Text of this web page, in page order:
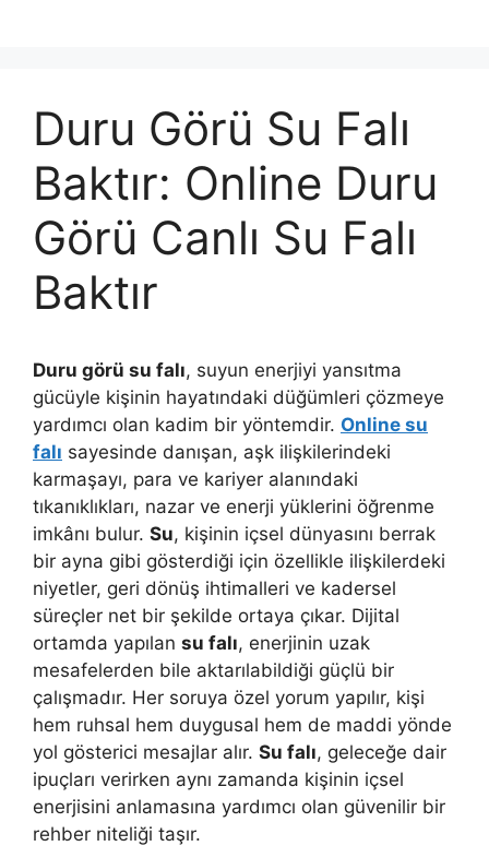
Duru Görü Su Falı
Baktır: Online Duru
Görü Canlı Su Falı
Baktır
Duru görü su falı, suyun enerjiyi yansıtma
gücüyle kişinin hayatındaki düğümleri çözmeye
yardımcı olan kadim bir yöntemdir. Online su
falı sayesinde danışan, aşk ilişkilerindeki
karmaşayı, para ve kariyer alanındaki
tıkanıklıkları, nazar ve enerji yüklerini öğrenme
imkânı bulur. Su, kişinin içsel dünyasını berrak
bir ayna gibi gösterdiği için özellikle ilişkilerdeki
niyetler, geri dönüş ihtimalleri ve kadersel
süreçler net bir şekilde ortaya çıkar. Dijital
ortamda yapılan su falı, enerjinin uzak
mesafelerden bile aktarılabildiği güçlü bir
çalışmadır. Her soruya özel yorum yapılır, kişi
hem ruhsal hem duygusal hem de maddi yönde
yol gösterici mesajlar alır. Su falı, geleceğe dair
ipuçları verirken aynı zamanda kişinin içsel
enerjisini anlamasına yardımcı olan güvenilir bir
rehber niteliği taşır.